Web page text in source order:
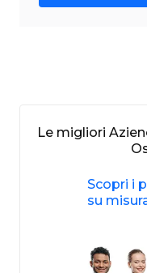
Le migliori
Scopri i
su